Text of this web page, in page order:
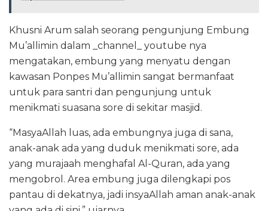
Khusni Arum salah seorang pengunjung Embung
Mu’allimin dalam _channel_ youtube nya
mengatakan, embung yang menyatu dengan
kawasan Ponpes Mu’allimin sangat bermanfaat
untuk para santri dan pengunjung untuk
menikmati suasana sore di sekitar masjid.
“MasyaAllah luas, ada embungnya juga di sana,
anak-anak ada yang duduk menikmati sore, ada
yang murajaah menghafal Al-Quran, ada yang
mengobrol. Area embung juga dilengkapi pos
pantau di dekatnya, jadi insyaAllah aman anak-anak